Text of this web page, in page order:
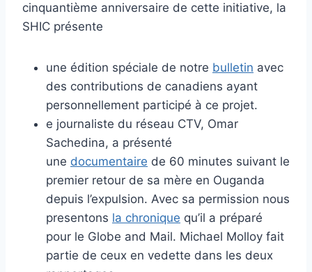
cinquantième anniversaire de cette initiative, la
SHIC présente
une édition spéciale de notre bulletin avec
des contributions de canadiens ayant
personnellement participé à ce projet.
e journaliste du réseau CTV, Omar
Sachedina, a présenté
une documentaire de 60 minutes suivant le
premier retour de sa mère en Ouganda
depuis l’expulsion. Avec sa permission nous
presentons la chronique qu’il a préparé
pour le Globe and Mail. Michael Molloy fait
partie de ceux en vedette dans les deux